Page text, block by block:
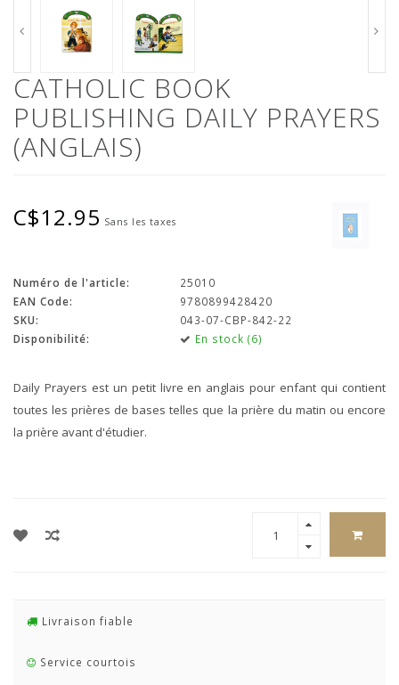
CATHOLIC BOOK
PUBLISHING DAILY PRAYERS
(ANGLAIS)
C$12.95 Sans les taxes
Numéro de l'article:
25010
EAN Code:
9780899428420
SKU:
043-07-CBP-842-22
Disponibilité:
En stock (6)
Daily Prayers est un petit livre en anglais pour enfant qui contient
toutes les prières de bases telles que la prière du matin ou encore
la prière avant d'étudier.
Livraison fiable
Service courtois